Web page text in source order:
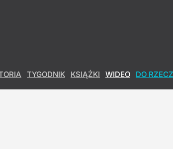
TYGODNIK KSIĄŻKI WIDEO DO